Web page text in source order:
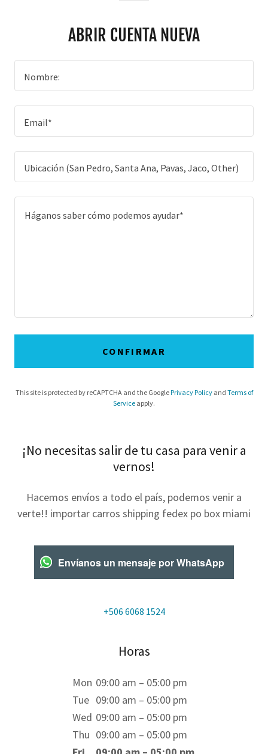
ABRIR CUENTA NUEVA
Nombre:
Email*
Ubicación (San Pedro, Santa Ana, Pavas, Jaco, Other)
CONFIRMAR
This site is protected by reCAPTCHA and the GooglePrivacy Policyand Terms of
Service apply.
¡No necesitas salir de tu casa para venir a
vernos!
Hacemos envíos a todo el país, podemos venir a
verte!! importar carros shipping fedex po box miami
Envíanos un mensaje por WhatsApp
+506 6068 1524
Horas
Mon 09:00 am – 05:00 pm
Tue 09:00 am – 05:00 pm
Wed 09:00 am – 05:00 pm
Thu 09:00 am – 05:00 pm